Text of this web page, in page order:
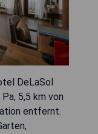
DeLaSol
5,5 km von
entfernt.